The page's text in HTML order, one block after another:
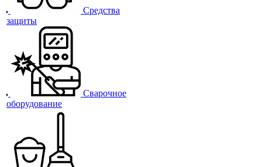
Средства
защиты
Сварочное
оборудование